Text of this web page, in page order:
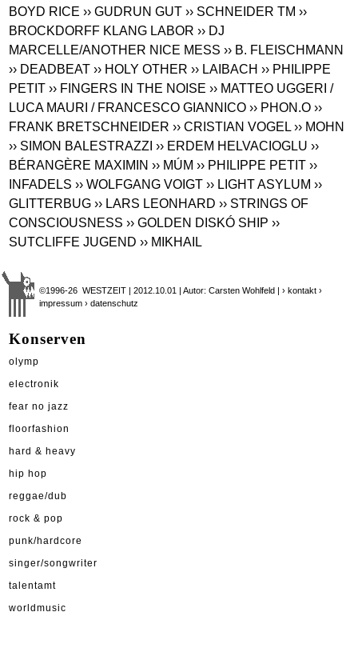
BOYD RICE ›› GUDRUN GUT ›› SCHNEIDER TM ››
BROCKDORFF KLANG LABOR ›› DJ
MARCELLE/ANOTHER NICE MESS ›› B. FLEISCHMANN
›› DEADBEAT ›› HOLY OTHER ›› LAIBACH ›› PHILIPPE
PETIT ›› FINGERS IN THE NOISE ›› MATTEO UGGERI /
LUCA MAURI / FRANCESCO GIANNICO ›› PHON.O ››
FRANK BRETSCHNEIDER ›› CRISTIAN VOGEL ›› MOHN
›› SIMON BALESTRAZZI ›› ERDEM HELVACIOGLU ››
BÉRANGÈRE MAXIMIN ›› MÚM ›› PHILIPPE PETIT ››
INFADELS ›› WOLFGANG VOIGT ›› LIGHT ASYLUM ››
GLITTERBUG ›› LARS LEONHARD ›› STRINGS OF
CONSCIOUSNESS ›› GOLDEN DISKÓ SHIP ››
SUTCLIFFE JUGEND ›› MIKHAIL
©1996-26 WESTZEIT | 2012.10.01 | Autor: Carsten Wohlfeld |› kontakt ›
impressum › datenschutz
Konserven
olymp
electronik
fear no jazz
floorfashion
hard & heavy
hip hop
reggae/dub
rock & pop
punk/hardcore
singer/songwriter
talentamt
worldmusic